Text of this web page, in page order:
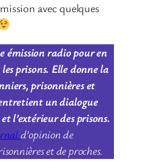
avec quelques
émission radio pour en
prisons. Elle donne la
prisonnières et
un dialogue
l’extérieur des prisons.
d’opinion de
et de proches.